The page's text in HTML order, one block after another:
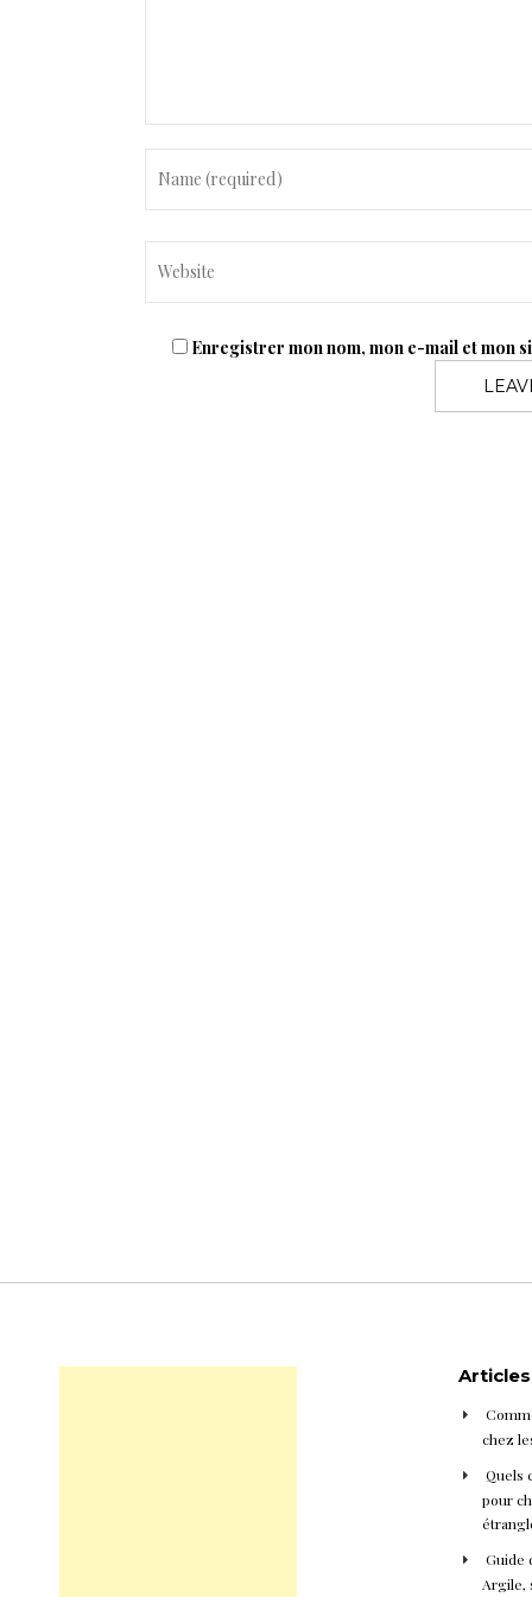
Enregistrer mon nom, mon e-mail et mon
chez
Quels
pour
Guide
Argile,